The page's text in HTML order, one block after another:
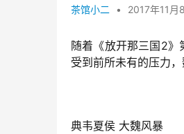
茶馆小二 • 2017年11
随着《放开那三国2
受到前所未有的压力
典韦夏侯 大魏风暴